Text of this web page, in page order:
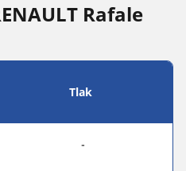
Rafale
Tlak
-